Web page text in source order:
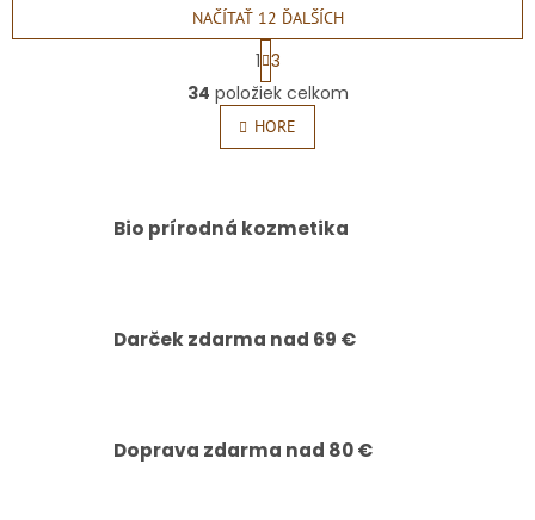
O
v
l
á
c
i
v
k
p
NAČÍTAŤ 12 ĎALŠÍCH
S
t
r
á
n
k
n
1 3
34 položiek celkom
HORE
Bio prírodná kozmetika
Darček zdarma nad 69 €
Doprava zdarma nad 80 €